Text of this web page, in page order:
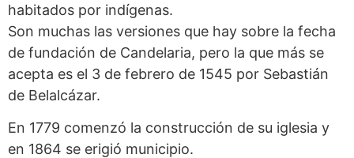
habitados por indígenas.
Son muchas las versiones que hay sobre la fecha
de fundación de Candelaria, pero la que más se
acepta es el 3 de febrero de 1545 por Sebastián
de Belalcázar.
En 1779 comenzó la construcción de su iglesia y
en 1864 se erigió municipio.